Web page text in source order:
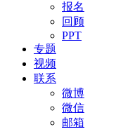
报名
回顾
PPT
专题
视频
联系
微博
微信
邮箱